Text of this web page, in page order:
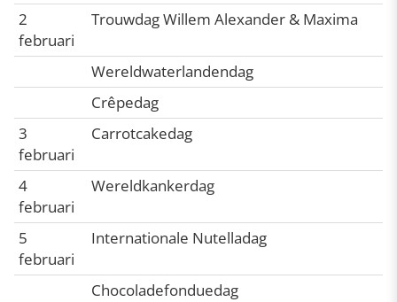
2
februari
Trouwdag Willem Alexander & Maxima
Wereldwaterlandendag
Crêpedag
3
februari
Carrotcakedag
4
februari
Wereldkankerdag
5
februari
Internationale Nutelladag
Chocoladefonduedag